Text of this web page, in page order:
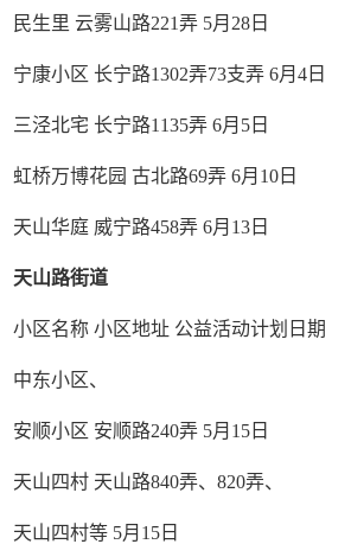
民生里 云雾山路221弄 5月28日
宁康小区 长宁路1302弄73支弄 6月4日
三泾北宅 长宁路1135弄 6月5日
虹桥万博花园 古北路69弄 6月10日
天山华庭 威宁路458弄 6月13日
天山路街道
小区名称 小区地址 公益活动计划日期
中东小区、
安顺小区 安顺路240弄 5月15日
天山四村 天山路840弄、820弄、
天山四村等 5月15日